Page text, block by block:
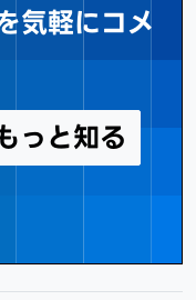
気軽にコメ
っと知る